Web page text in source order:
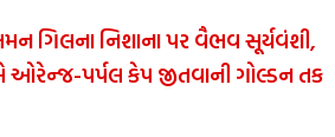
ગિલના નિશાના પર વૈભવ સૂર્યવંશી,
ઓરેન્જ-પર્પલ કેપ જીતવાની ગોલ્ડન તક